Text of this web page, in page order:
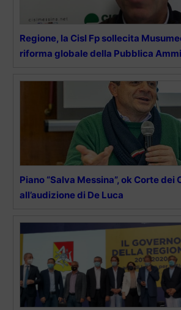
Regione, la Cisl Fp sollecita
riforma globale della Pubblica
Piano “Salva Messina”, ok Corte dei
all’audizione di De Luca